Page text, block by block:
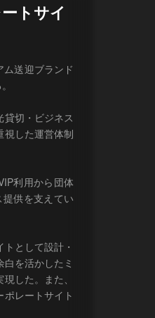
トサイ
送迎ブランド
切・ビジネス
視した運営体制
利用から団体
供を支えてい
として設計・
を活かしたミ
した。また、
レートサイト